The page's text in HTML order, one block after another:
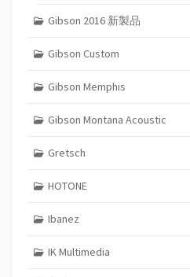
Gibson 2016 新製品
Gibson Custom
Gibson Memphis
Gibson Montana Acoustic
Gretsch
HOTONE
Ibanez
IK Multimedia